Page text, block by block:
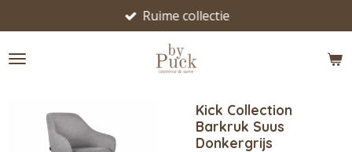
direct
naar
Ruime collectie
Kick Collection
Barkruk Suus
Donkergrijs